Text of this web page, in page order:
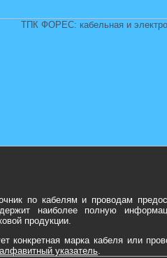
по кабелям и проводам
наиболее полную
продукции.
конкретная марка кабеля или
алфавитный указатель.